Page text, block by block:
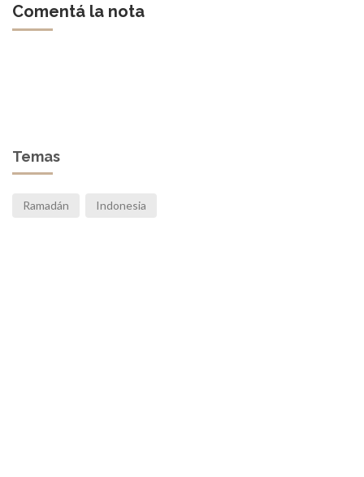
Comentá la nota
Temas
Ramadán Indonesia